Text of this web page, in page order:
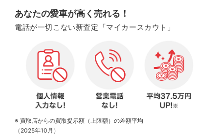
あなたの愛車が高く売れる！
電話が一切こない新査定「マイカースカウト」
※ 買取店からの買取提示額（上限額）の差額平均
（2025年10月）